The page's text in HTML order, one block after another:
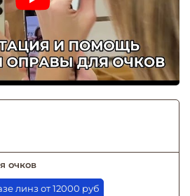
очков
заказе линз от 12000 руб